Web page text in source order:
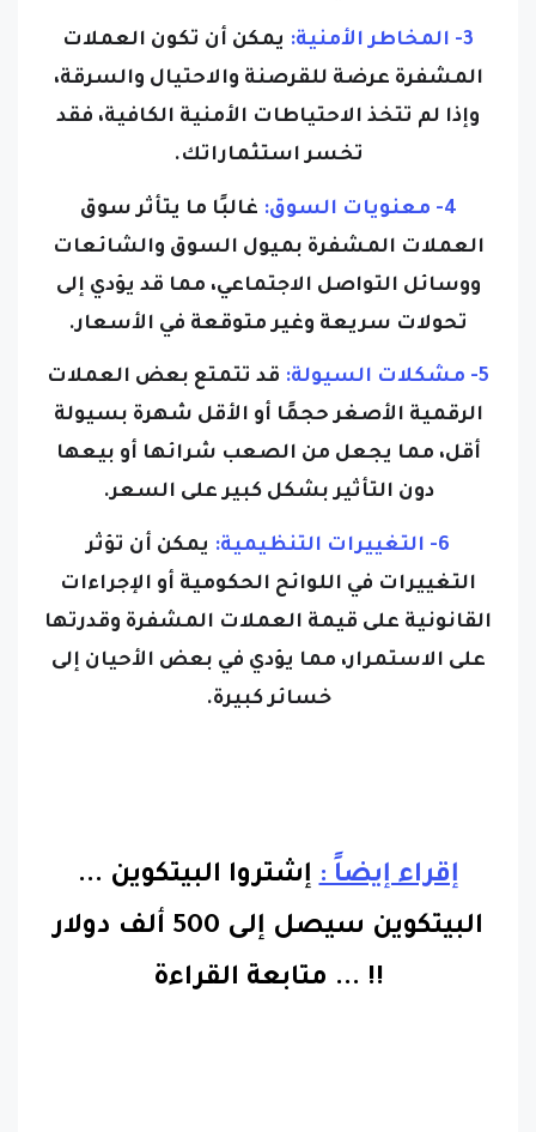
3- المخاطر الأمنية:
يمكن أن تكون العملات
المشفرة عرضة للقرصنة والاحتيال والسرقة،
وإذا لم تتخذ الاحتياطات الأمنية الكافية، فقد
تخسر استثماراتك.
4- معنويات السوق:
غالبًا ما يتأثر سوق
العملات المشفرة بميول السوق والشائعات
ووسائل التواصل الاجتماعي، مما قد يؤدي إلى
تحولات سريعة وغير متوقعة في الأسعار.
5- مشكلات السيولة:
قد تتمتع بعض العملات
الرقمية الأصغر حجمًا أو الأقل شهرة بسيولة
أقل، مما يجعل من الصعب شرائها أو بيعها
دون التأثير بشكل كبير على السعر.
6- التغييرات التنظيمية:
يمكن أن تؤثر
التغييرات في اللوائح الحكومية أو الإجراءات
القانونية على قيمة العملات المشفرة وقدرتها
على الاستمرار، مما يؤدي في بعض الأحيان إلى
خسائر كبيرة.
إقراء إيضاً : إشتروا البيتكوين ...
البيتكوين سيصل إلى 500 ألف دولار
!!
... متابعة القراءة